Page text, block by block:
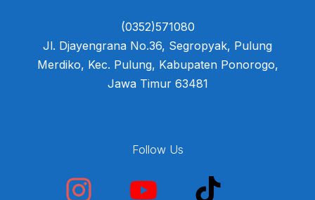
(0352)571080
Jl. Djayengrana No.36, Segropyak, Pulung
Merdiko, Kec. Pulung, Kabupaten Ponorogo,
Jawa Timur 63481
Follow Us